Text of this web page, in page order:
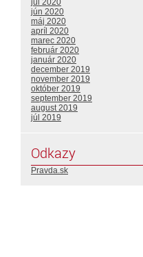
júl 2020
jún 2020
máj 2020
apríl 2020
marec 2020
február 2020
január 2020
december 2019
november 2019
október 2019
september 2019
august 2019
júl 2019
Odkazy
Pravda.sk